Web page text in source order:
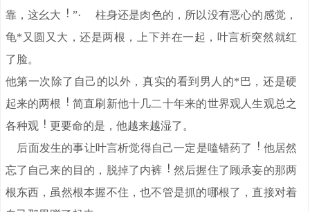
靠，这幺大
”· 柱身还是肉色的，所以没有恶心的感觉，
龟*又圆又大，还是两根，上下并在一起，叶言析突然就红
了脸。
他第一次除了自己的以外，真实的看到男人的*巴，还是硬
起来的两根
简直刷新他十几二十年来的世界观人生观总之
各种观
更要命的是，他越来越湿了。
后面发生的事让叶言析觉得自己一定是嗑错药了
他居然
忘了自己来的目的，脱掉了内裤
然后握住了顾承妄的那两
根东西，虽然根本握不住，也不管是抓的哪根了，直接对着